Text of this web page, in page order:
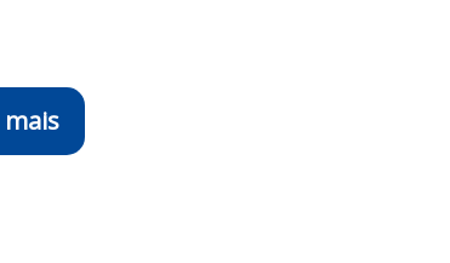
mais